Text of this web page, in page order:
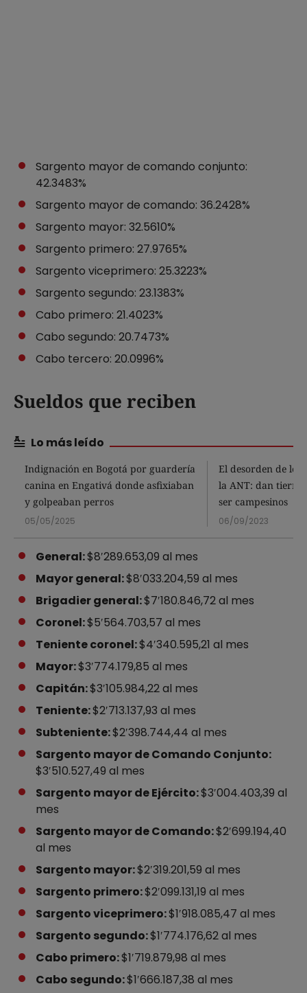
Sargento mayor de comando conjunto:
42.3483%
Sargento mayor de comando: 36.2428%
Sargento mayor: 32.5610%
Sargento primero: 27.9765%
Sargento viceprimero: 25.3223%
Sargento segundo: 23.1383%
Cabo primero: 21.4023%
Cabo segundo: 20.7473%
Cabo tercero: 20.0996%
Sueldos que reciben
Lo más leído
Indignación en Bogotá por guardería
canina en Engativá donde asfixiaban
y golpeaban perros
05/05/2025
El desorden de los
la ANT: dan
ser campesinos
06/09/2023
General:$8′289.653,09 al mes
Mayor general:$8′033.204,59 al mes
Brigadier general:$7′180.846,72 al mes
Coronel:$5′564.703,57 al mes
Teniente coronel:$4′340.595,21 al mes
Mayor:$3′774.179,85 al mes
Capitán:$3′105.984,22 al mes
Teniente:$2′713.137,93 al mes
Subteniente:$2′398.744,44 al mes
Sargento mayor de Comando Conjunto:
$3′510.527,49 al mes
Sargento mayor de Ejército:$3′004.403,39 al
mes
Sargento mayor de Comando:$2′699.194,40
al mes
Sargento mayor:$2′319.201,59 al mes
Sargento primero:$2′099.131,19 al mes
Sargento viceprimero:$1′918.085,47 al mes
Sargento segundo:$1′774.176,62 al mes
Cabo primero:$1′719.879,98 al mes
Cabo segundo:$1′666.187,38 al mes